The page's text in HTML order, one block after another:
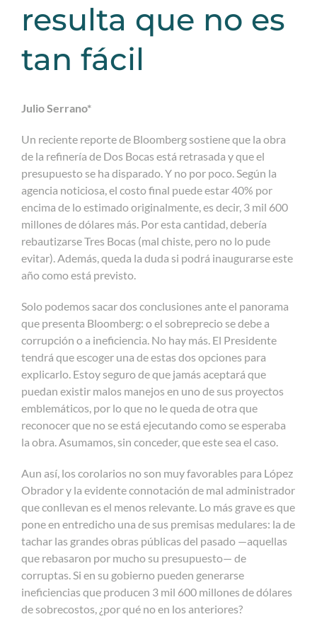
resulta que no es
tan fácil
Julio Serrano*
Un reciente reporte de Bloomberg sostiene que la obra
de la refinería de Dos Bocas está retrasada y que el
presupuesto se ha disparado. Y no por poco. Según la
agencia noticiosa, el costo final puede estar 40% por
encima de lo estimado originalmente, es decir, 3 mil 600
millones de dólares más. Por esta cantidad, debería
rebautizarse Tres Bocas (mal chiste, pero no lo pude
evitar). Además, queda la duda si podrá inaugurarse este
año como está previsto.
Solo podemos sacar dos conclusiones ante el panorama
que presenta Bloomberg: o el sobreprecio se debe a
corrupción o a ineficiencia. No hay más. El Presidente
tendrá que escoger una de estas dos opciones para
explicarlo. Estoy seguro de que jamás aceptará que
puedan existir malos manejos en uno de sus proyectos
emblemáticos, por lo que no le queda de otra que
reconocer que no se está ejecutando como se esperaba
la obra. Asumamos, sin conceder, que este sea el caso.
Aun así, los corolarios no son muy favorables para López
Obrador y la evidente connotación de mal administrador
que conllevan es el menos relevante. Lo más grave es que
pone en entredicho una de sus premisas medulares: la de
tachar las grandes obras públicas del pasado —aquellas
que rebasaron por mucho su presupuesto— de
corruptas. Si en su gobierno pueden generarse
ineficiencias que producen 3 mil 600 millones de dólares
de sobrecostos, ¿por qué no en los anteriores?